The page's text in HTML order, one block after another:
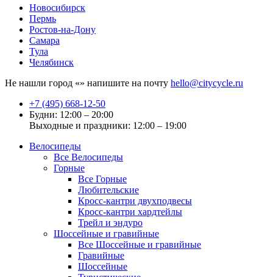
Новосибирск
Пермь
Ростов-на-Дону
Самара
Тула
Челябинск
Не нашли город «» напишите на почту hello@citycycle.ru
+7 (495) 668-12-50
Будни: 12:00 – 20:00
Выходные и праздники: 12:00 – 19:00
Велосипеды
Все Велосипеды
Горные
Все Горные
Любительские
Кросс-кантри двухподвесы
Кросс-кантри хардтейлы
Трейл и эндуро
Шоссейные и гравийные
Все Шоссейные и гравийные
Гравийные
Шоссейные